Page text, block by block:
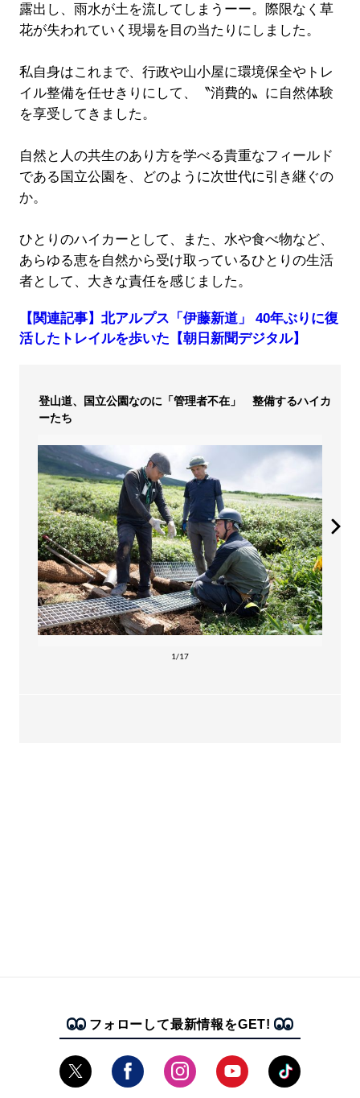
露出し、雨水が土を流してしまうーー。際限なく草
花が失われていく現場を目の当たりにしました。
私自身はこれまで、行政や山小屋に環境保全やトレ
イル整備を任せきりにして、〝消費的〟に自然体験
を享受してきました。
自然と人の共生のあり方を学べる貴重なフィールド
である国立公園を、どのように次世代に引き継ぐの
か。
ひとりのハイカーとして、また、水や食べ物など、
あらゆる恵を自然から受け取っているひとりの生活
者として、大きな責任を感じました。
【関連記事】北アルプス「伊藤新道」 40年ぶりに復
活したトレイルを歩いた【朝日新聞デジタル】
登山道、国立公園なのに「管理者不在」 整備するハイカ
ーたち
1/17
フォローして最新情報をGET!